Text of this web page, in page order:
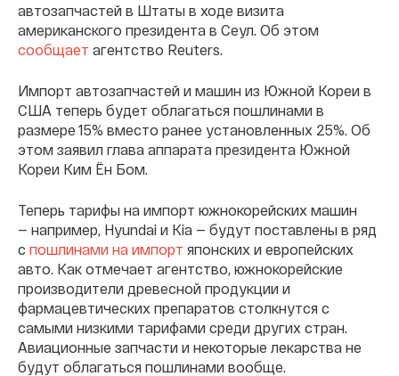
автозапчастей в Штаты в ходе визита
американского президента в Сеул. Об этом
сообщает агентство Reuters.
Импорт автозапчастей и машин из Южной Кореи в
США теперь будет облагаться пошлинами в
размере 15% вместо ранее установленных 25%. Об
этом заявил глава аппарата президента Южной
Кореи Ким Ён Бом.
Теперь тарифы на импорт южнокорейских машин
— например, Hyundai и Kia — будут поставлены в ряд
с пошлинами на импорт японских и европейских
авто. Как отмечает агентство, южнокорейские
производители древесной продукции и
фармацевтических препаратов столкнутся с
самыми низкими тарифами среди других стран.
Авиационные запчасти и некоторые лекарства не
будут облагаться пошлинами вообще.